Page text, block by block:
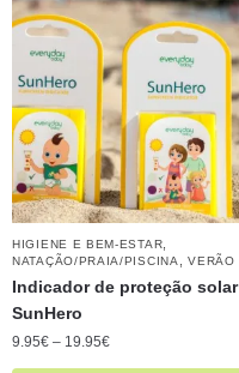
HIGIENE E BEM-ESTAR
NATAÇÃO/PRAIA/PISCINA ,VERÃO
Indicador de proteção solar
SunHero
9.95€ – 19.95€